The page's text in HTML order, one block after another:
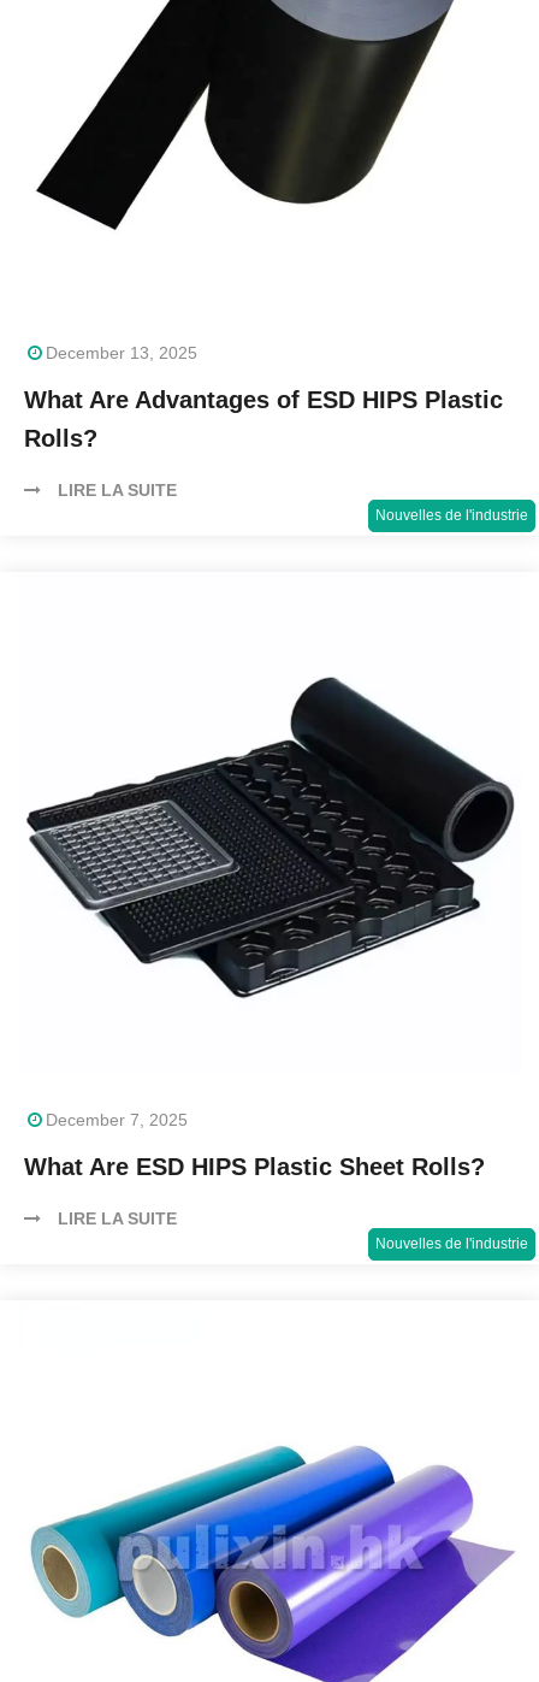
December 13, 2025
What Are Advantages of ESD HIPS Plastic
Rolls?
LIRE LA SUITE
Nouvelles de l'industrie
December 7, 2025
What Are ESD HIPS Plastic Sheet Rolls?
LIRE LA SUITE
Nouvelles de l'industrie